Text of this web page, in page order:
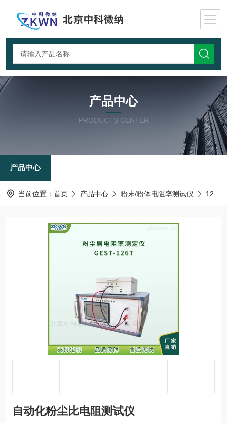
产品中心
PRODUCTS CENTER
产品中心
当前位置： 首页 产品中心 粉末/粉体电阻率测试仪 126T-粉尘层电阻率测定仪
自动化粉尘比电阻测试仪